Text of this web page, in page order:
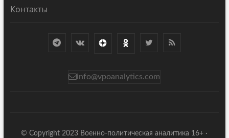
Контакты
info@vpoanalytics.com
© Copyright 2023 Военно-политическая аналитика 16+ ·